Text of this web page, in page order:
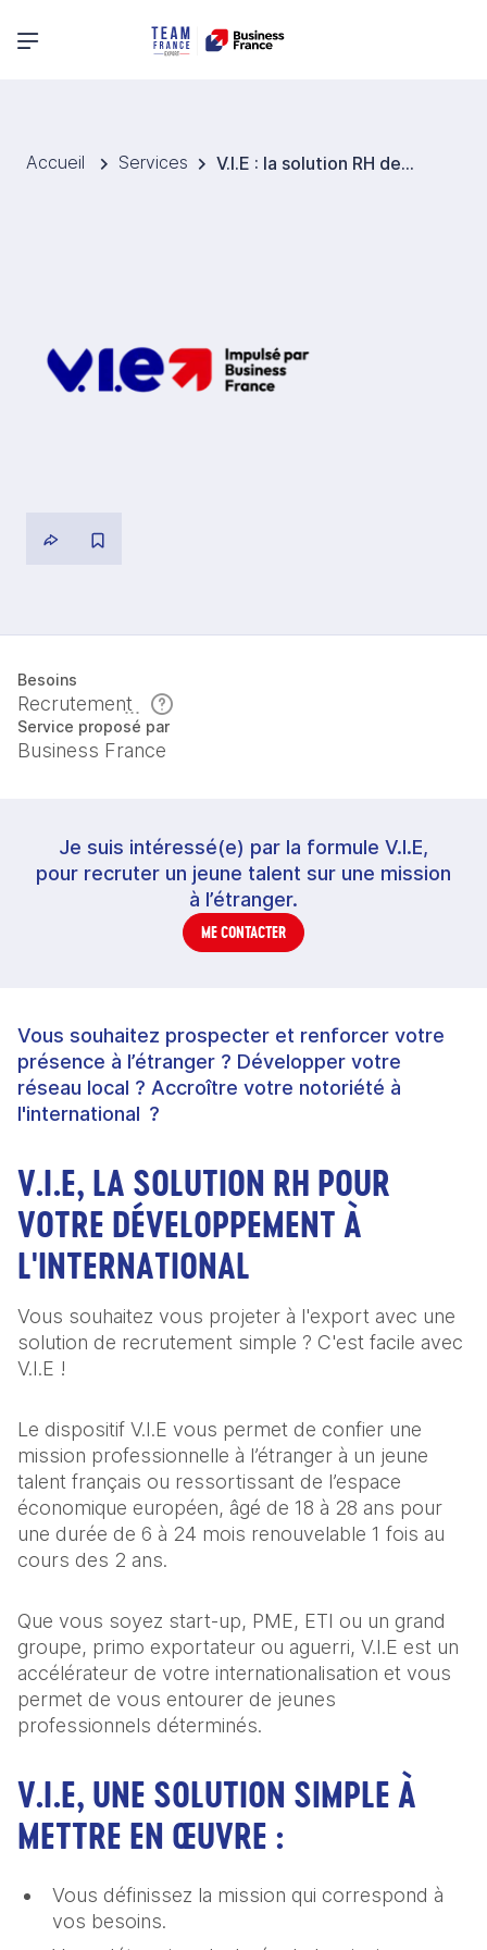
Menu principal
Accueil Services V.I.E : la solution RH de mobilité pour l’export
Besoins
Recrutement
Service proposé par
Business France
Je suis intéressé(e) par la formule V.I.E,
pour recruter un jeune talent sur une mission
à l’étranger.
ME CONTACTER
Vous souhaitez prospecter et renforcer votre
présence à l’étranger ? Développer votre
réseau local ? Accroître votre notoriété à
l'international ?
V.I.E, LA SOLUTION RH POUR
VOTRE DÉVELOPPEMENT À
L'INTERNATIONAL
Vous souhaitez vous projeter à l'export avec une
solution de recrutement simple ? C'est facile avec
V.I.E !
Le dispositif V.I.E vous permet de confier une
mission professionnelle à l’étranger à un jeune
talent français ou ressortissant de l’espace
économique européen, âgé de 18 à 28 ans pour
une durée de 6 à 24 mois renouvelable 1 fois au
cours des 2 ans.
Que vous soyez start-up, PME, ETI ou un grand
groupe, primo exportateur ou aguerri, V.I.E est un
accélérateur de votre internationalisation et vous
permet de vous entourer de jeunes
professionnels déterminés.
V.I.E, UNE SOLUTION SIMPLE À
METTRE EN ŒUVRE :
Vous définissez la mission qui correspond à
vos besoins.